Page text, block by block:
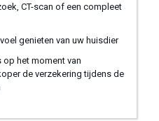
CT-scan of een compleet
genieten van uw huisdier
het moment van
de verzekering tijdens de